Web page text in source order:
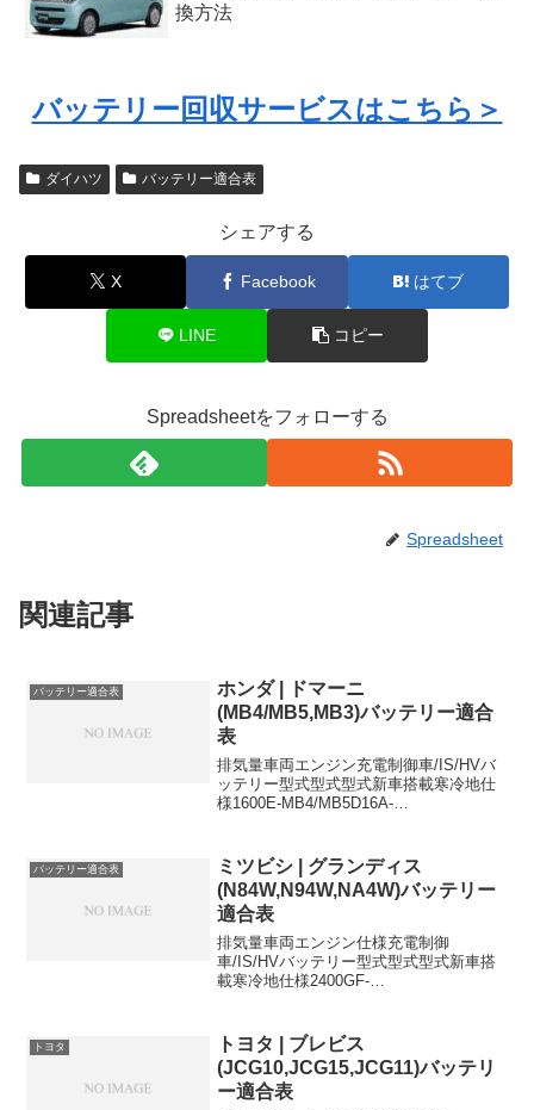
換方法
バッテリー回収サービスはこちら＞
ダイハツ バッテリー適合表
シェアする
X Facebook はてブ
LINE コピー
Spreadsheetをフォローする
Spreadsheet
関連記事
バッテリー適合表
ホンダ | ドマーニ
(MB4/MB5,MB3)バッテリー適合
表
排気量車両エンジン充電制御車/IS/HVバ
ッテリー型式型式型式新車搭載寒冷地仕
様1600E-MB4/MB5D16A-
めバッテリーはこちら...
バッテリー適合表
ミツビシ | グランディス
(N84W,N94W,NA4W)バッテリー
適合表
排気量車両エンジン仕様充電制御
車/IS/HVバッテリー型式型式型式新車搭
載寒冷地仕様2400GF-
NA4W4G6955B24L-4...
トヨタ
トヨタ | ブレビス
(JCG10,JCG15,JCG11)バッテリ
ー適合表